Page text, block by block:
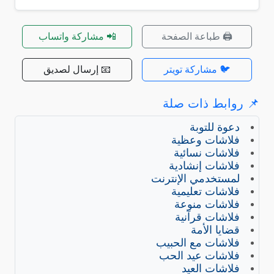
🖨️ طباعة الصفحة 📲 مشاركة واتساب
🐦 مشاركة تويتر 📧 إرسال لصديق
ذات صلة
دعوة للتوبة
فلاشات وعظية
فلاشات نسائية
فلاشات إنشادية
لمستخدمي الإنترنت
فلاشات تعليمية
فلاشات منوعة
فلاشات قرآنية
قضايا الأمة
فلاشات مع الحبيب
فلاشات عيد الحب
فلاشات العيد